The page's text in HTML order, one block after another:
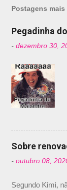
e
t
á
r
i
o
s
Postagens
Pegadinha
- dezembro 30,
Sobre
- outubro 08,
Segundo Kimi,